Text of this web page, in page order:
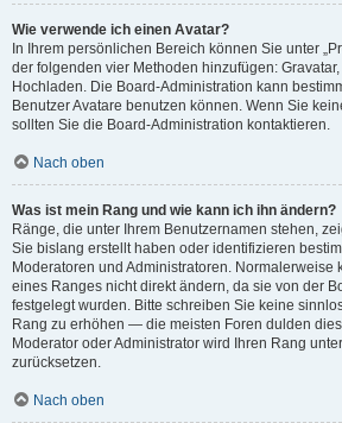
Wie verwende ich einen Avatar?
In Ihrem persönlichen Bereich können Sie unter
der folgenden vier Methoden hinzufügen:
Hochladen. Die Board-Administration kann
Benutzer Avatare benutzen können. Wenn Sie
sollten Sie die Board-Administration kontaktieren.
Nach oben
Was ist mein Rang und wie kann ich ihn ändern?
Ränge, die unter Ihrem Benutzernamen stehen,
Sie bislang erstellt haben oder identifizieren
Moderatoren und Administratoren. Normalerweise
eines Ranges nicht direkt ändern, da sie von der
festgelegt wurden. Bitte schreiben Sie keine
Rang zu erhöhen — die meisten Foren dulden
Moderator oder Administrator wird Ihren Rang
zurücksetzen.
Nach oben